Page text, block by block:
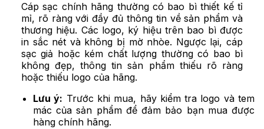
Cáp sạc chính hãng thường có bao bì thiết kế tỉ
mỉ, rõ ràng với đầy đủ thông tin về sản phẩm và
thương hiệu. Các logo, ký hiệu trên bao bì được
in sắc nét và không bị mờ nhòe. Ngược lại, cáp
sạc giả hoặc kém chất lượng thường có bao bì
không đẹp, thông tin sản phẩm thiếu rõ ràng
hoặc thiếu logo của hãng.
Lưu ý: Trước khi mua, hãy kiểm tra logo và tem
mác của sản phẩm để đảm bảo bạn mua được
hàng chính hãng.